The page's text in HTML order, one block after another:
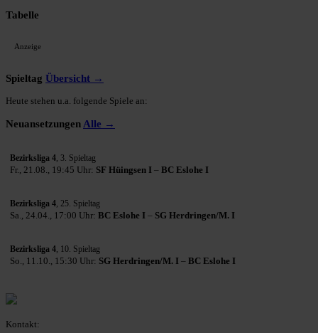
Tabelle
Anzeige
Spieltag Übersicht →
Heute stehen u.a. folgende Spiele an:
Neuansetzungen Alle →
Bezirksliga 4, 3. Spieltag
Fr., 21.08., 19:45 Uhr: SF Hüingsen I – BC Eslohe I
Bezirksliga 4, 25. Spieltag
Sa., 24.04., 17:00 Uhr: BC Eslohe I – SG Herdringen/M. I
Bezirksliga 4, 10. Spieltag
So., 11.10., 15:30 Uhr: SG Herdringen/M. I – BC Eslohe I
Kontakt: